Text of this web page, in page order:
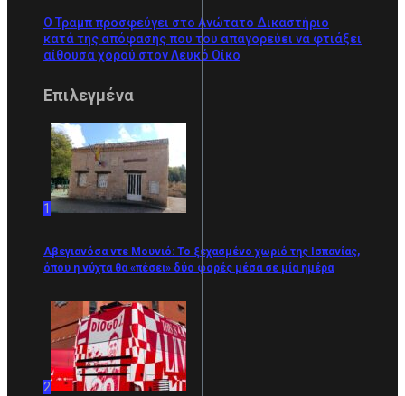
Ο Τραμπ προσφεύγει στο Ανώτατο Δικαστήριο
κατά της απόφασης που του απαγορεύει να φτιάξει
αίθουσα χορού στον Λευκό Οίκο
Επιλεγμένα
1
Αβεγιανόσα ντε Μουνιό: Το ξεχασμένο χωριό της Ισπανίας,
όπου η νύχτα θα «πέσει» δύο φορές μέσα σε μία ημέρα
2